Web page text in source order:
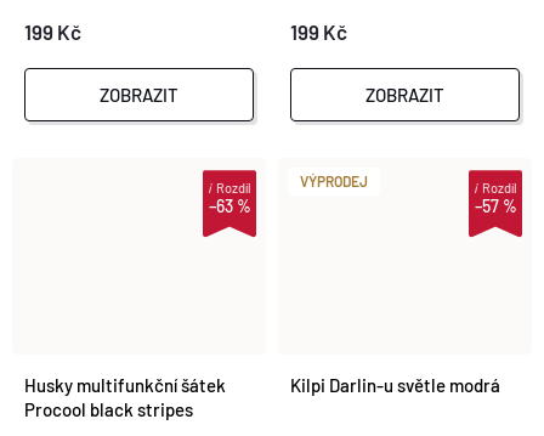
199 Kč
ZOBRAZIT
199 Kč
ZOBRAZIT
–63 %
iRozdíl
Husky multifunkční šátek
Procool black stripes
VÝPRODEJ
–57 %
iRozdíl
Kilpi Darlin-u světle modrá